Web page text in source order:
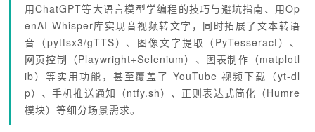
用ChatGPT等大语言模型学编程的技巧与避坑指南、用Op
enAI Whisper库实现音视频转文字，同时拓展了文本转语
音（pyttsx3/gTTS）、图像文字提取（PyTesseract）、
网页控制（Playwright+Selenium）、图表制作（matplotl
ib）等实用功能，甚至覆盖了 YouTube 视频下载（yt-dl
p）、手机推送通知（ntfy.sh）、正则表达式简化（Humre
模块）等细分场景需求。